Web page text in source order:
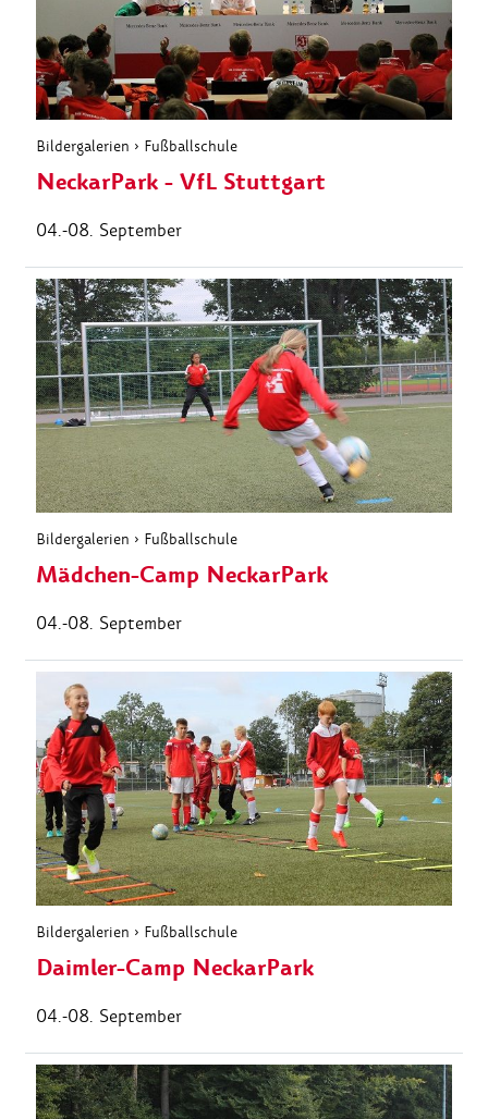
Bildergalerien › Fußballschule
NeckarPark - VfL Stuttgart
04.-08. September
Bildergalerien › Fußballschule
Mädchen-Camp NeckarPark
04.-08. September
Bildergalerien › Fußballschule
Daimler-Camp NeckarPark
04.-08. September